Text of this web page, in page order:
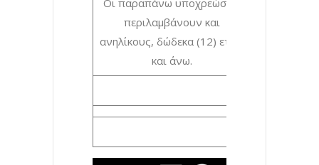
Οι παραπάνω υποχρεώσεις
περιλαμβάνουν και
ανηλίκους, δώδεκα (12) ετών
και άνω.